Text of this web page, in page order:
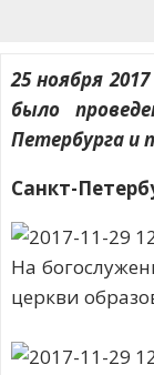
25 ноября
было
Петербурга и
Санкт-
На
церкви